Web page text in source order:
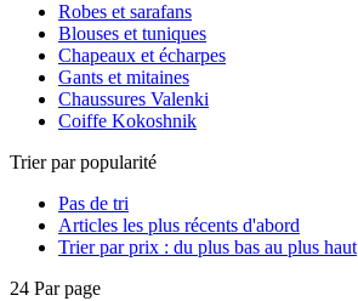
Robes et sarafans
Blouses et tuniques
Chapeaux et écharpes
Gants et mitaines
Chaussures Valenki
Coiffe Kokoshnik
Trier par popularité
Pas de tri
Articles les plus récents d'abord
Trier par prix : du plus bas au plus haut
24 Par page